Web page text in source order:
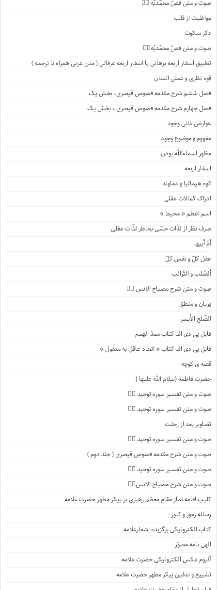
صوت و متن فصّ محمّدیّه ۲️⃣
مواظبت از قلب
ذکر سکوت
صوت و متن فصّ محمّدیّه۱️⃣
تطبیق اسفار اربعه برهانی با اسفار اربعه عرفانی ( متن عربی همراه با ترجمه )
قوه نظری و عملی انسان
فصل ششم شرح مقدمه فصوص قیصری، بخش یک
فصل چهارم شرح مقدمه فصوص قیصری ، بخش یک
عوارض ذاتی وجود
مفهوم و موضوع وجود
مظهر اسماءالله بودن
اسفار اربعه
کوه هیمالیا و دماوند
ادراک کمالات عقلی
اسم اعظم « محیط »
صرف نظر از لذّات حسّی بخاطر لذّات عقلی
أمّ أبیها
عقل کلّ و نفس کلّ
ألصّلب و التّرائب
صوت و متن شرح مصباح الانس ۹️⃣
پریان و منطق
الضّلع الأیسر
فایل پی دی اف کتاب ممدّ الهمم
فایل پی دی اف کتاب « اتحاد عاقل به معقول »
قصه ی کوچه
حضرت فاطمه (سلام الله علیها )
صوت و متن تفسیر سوره توحید ۴️⃣
صوت و متن تفسیر سوره توحید ۳️⃣
تصاویر بعد از رحلت
صوت و متن تفسیر سوره توحید ۲️⃣
صوت و متن شرح مقدمه فصوص قیصری ( جلد دوم )
صوت و متن تفسیر سوره توحید ۱️⃣
صوت و متن شرح مصباح الانس۸⃣
کلیپ اقامه نماز مقام معظم رهبری بر پیکر مطهر حضرت علامه
رساله رموز و کنوز
کتاب الکترونیکی برگزیده اشعارعلامه
الهی نامه مصوّر
آلبوم عکس الکترونیکی حضرت علامه
تشییع و تدفین پیکر مطهر حضرت علامه